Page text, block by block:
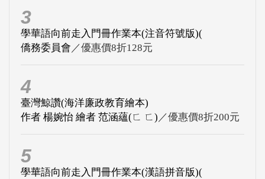
3
學華語向前走入門冊作業本(注音符號版)(
僑務委員會 ／優惠價8折128元
4
臺灣鯨讚(海洋廉政教育繪本)
作者 楊婉怡 繪者 范涵蘊(ㄈ ㄈ) ／優惠價8折200元
5
學華語向前走入門冊作業本(漢語拼音版)(